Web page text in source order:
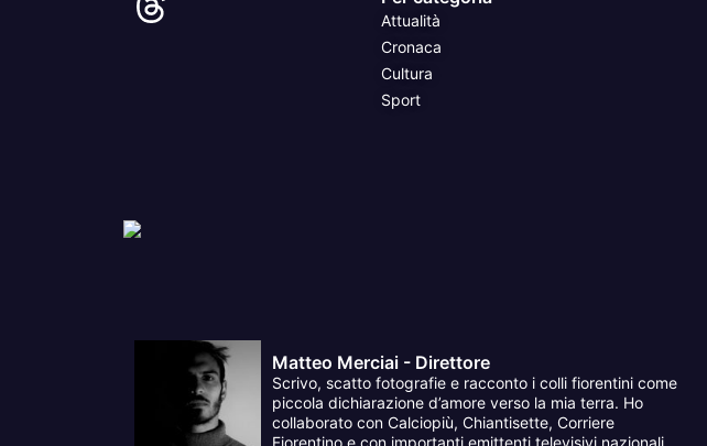
Attualità
Cronaca
Cultura
Sport
Matteo Merciai - Direttore
Scrivo, scatto fotografie e racconto i colli fiorentini come
piccola dichiarazione d’amore verso la mia terra. Ho
collaborato con Calciopiù, Chiantisette, Corriere
Fiorentino e con importanti emittenti televisivi nazionali.